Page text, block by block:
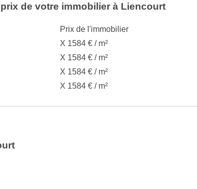
de votre immobilier à Liencourt
Prix de l'immobilier
X 1584 € / m²
X 1584 € / m²
X 1584 € / m²
X 1584 € / m²